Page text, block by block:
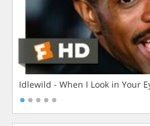
Idlewild - When I Look in Your